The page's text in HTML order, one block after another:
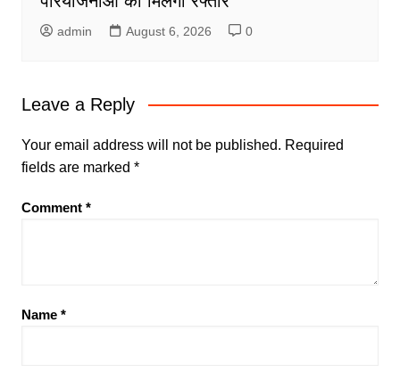
admin August 6, 2026 0
Leave a Reply
Your email address will not be published. Required
fields are marked *
Comment *
Name *